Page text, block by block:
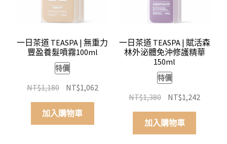
一日茶道 TEASPA | 無重力
豐盈養髮噴霧100ml
特價
NT$1,180 原
價
格：
NT$1,062目
NT$1,062。
加入購物車
一日茶道 TEASPA | 賦活森
林外泌體免沖修護精華
150ml
特價
NT$1,380
原
價
格：
NT$1,242
加入購物車